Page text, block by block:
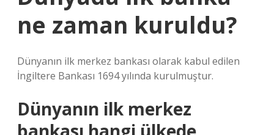
ne zaman kuruldu?
Dünyanın ilk merkez bankası olarak kabul edilen
İngiltere Bankası 1694 yılında kurulmuştur.
Dünyanın ilk merkez